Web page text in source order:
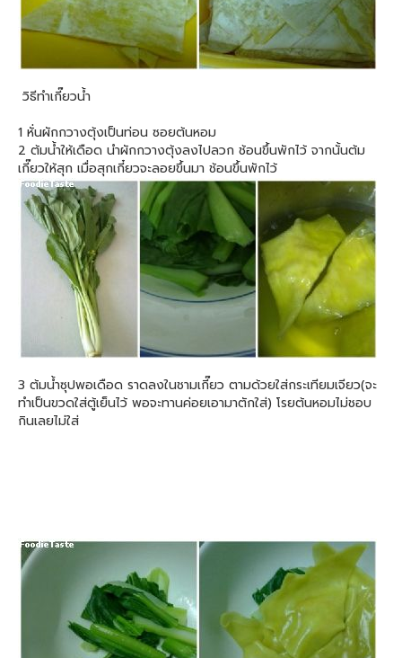
วิธีทำเกี๊ยวน้ำ
1 หั่นผักกวางตุ้งเป็นท่อน ซอยต้นหอม
2 ต้มน้ำให้เดือด นำผักกวางตุ้งลงไปลวก ช้อนขึ้นพักไว้ จากนั้นต้ม
เกี๊ยวให้สุก เมื่อสุกเกี๋ยวจะลอยขึ้นมา ช้อนขึ้นพักไว้
3 ต้มน้ำซุปพอเดือด ราดลงในชามเกี๊ยว ตามด้วยใส่กระเทียมเจียว(จะ
ทำเป็นขวดใส่ตู้เย็นไว้ พอจะทานค่อยเอามาตักใส่) โรยต้นหอมไม่ชอบ
กินเลยไม่ใส่